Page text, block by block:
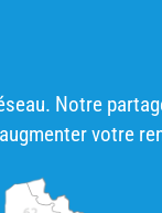
Notre
votre